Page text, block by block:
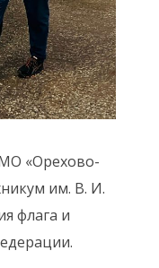
«Орехово-
им. В. И.
флага и